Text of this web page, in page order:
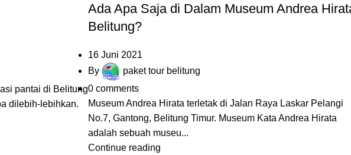
pantai di Belitung
dilebih-lebihkan.
Ada Apa Saja di Dalam Museum Andrea
Belitung?
16 Juni 2021
By
paket tour belitung
0 comments
Museum Andrea Hirata terletak di Jalan Raya Laskar Pelangi
No.7, Gantong, Belitung Timur. Museum Kata Andrea Hirata
adalah sebuah museu...
Continue reading